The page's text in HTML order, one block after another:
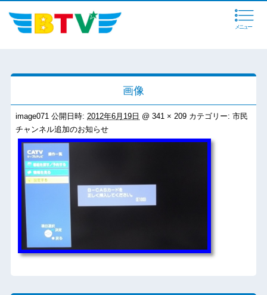
メニュー
画像
image071公開日時: 2012年6月19日 @341 × 209 カテゴリー:市民
チャンネル追加のお知らせ